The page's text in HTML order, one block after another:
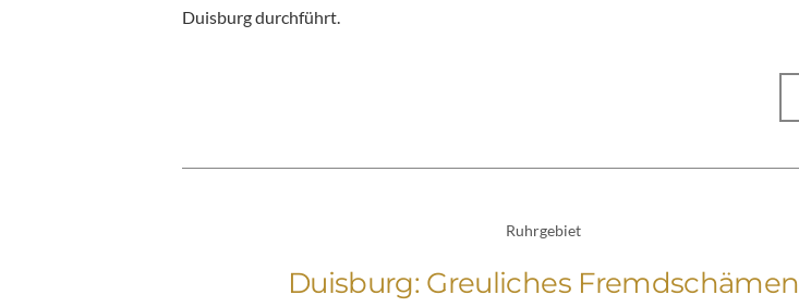
Duisburg durchführt.
Ruhrgebiet
Duisburg: Greuliches Fremdschämen